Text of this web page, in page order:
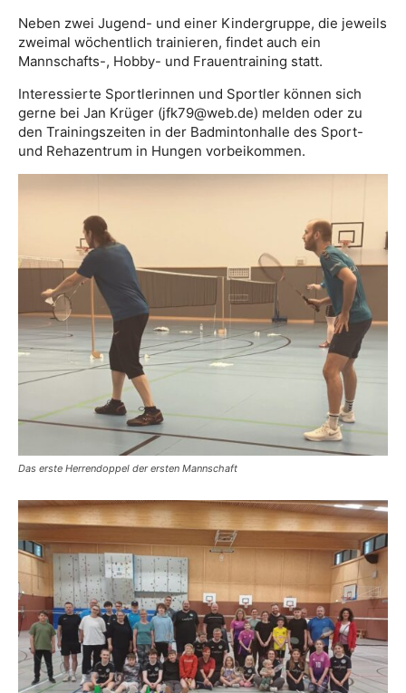
Neben zwei Jugend- und einer Kindergruppe, die jeweils
zweimal wöchentlich trainieren, findet auch ein
Mannschafts-, Hobby- und Frauentraining statt.
Interessierte Sportlerinnen und Sportler können sich
gerne bei Jan Krüger (jfk79@web.de) melden oder zu
den Trainingszeiten in der Badmintonhalle des Sport-
und Rehazentrum in Hungen vorbeikommen.
Das erste Herrendoppel der ersten Mannschaft